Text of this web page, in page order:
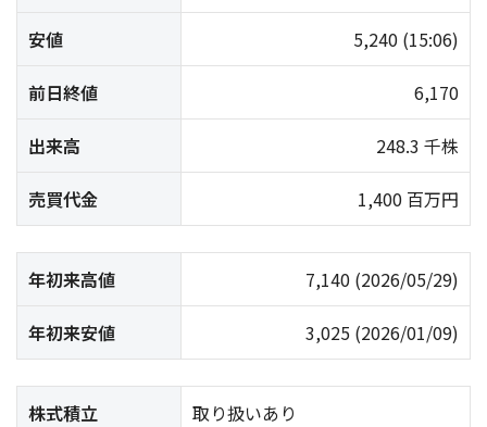
安値 5,240 (15:06)
前日終値 6,170
出来高 248.3 千株
売買代金 1,400 百万円
年初来高値 7,140 (2026/05/29)
年初来安値 3,025 (2026/01/09)
株式積立 取り扱いあり